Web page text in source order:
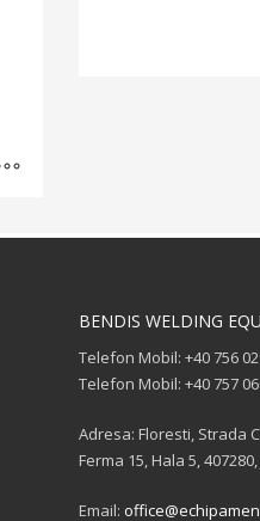
BENDIS WELDING
Telefon Mobil: +40 756
Telefon Mobil: +40 757
Adresa: Floresti, Strada
Ferma 15, Hala 5, 407280,
Email: